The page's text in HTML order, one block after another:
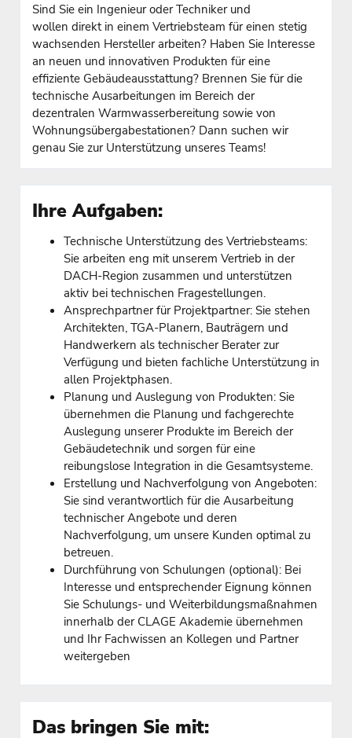
Sind Sie ein Ingenieur oder Techniker und
wollen direkt in einem Vertriebsteam für einen stetig
wachsenden Hersteller arbeiten? Haben Sie Interesse
an neuen und innovativen Produkten für eine
effiziente Gebäudeausstattung? Brennen Sie für die
technische Ausarbeitungen im Bereich der
dezentralen Warmwasserbereitung sowie von
Wohnungsübergabestationen? Dann suchen wir
genau Sie zur Unterstützung unseres Teams!
Ihre Aufgaben:
Technische Unterstützung des Vertriebsteams:
Sie arbeiten eng mit unserem Vertrieb in der
DACH-Region zusammen und unterstützen
aktiv bei technischen Fragestellungen.
Ansprechpartner für Projektpartner: Sie stehen
Architekten, TGA-Planern, Bauträgern und
Handwerkern als technischer Berater zur
Verfügung und bieten fachliche Unterstützung in
allen Projektphasen.
Planung und Auslegung von Produkten: Sie
übernehmen die Planung und fachgerechte
Auslegung unserer Produkte im Bereich der
Gebäudetechnik und sorgen für eine
reibungslose Integration in die Gesamtsysteme.
Erstellung und Nachverfolgung von Angeboten:
Sie sind verantwortlich für die Ausarbeitung
technischer Angebote und deren
Nachverfolgung, um unsere Kunden optimal zu
betreuen.
Durchführung von Schulungen (optional): Bei
Interesse und entsprechender Eignung können
Sie Schulungs- und Weiterbildungsmaßnahmen
innerhalb der CLAGE Akademie übernehmen
und Ihr Fachwissen an Kollegen und Partner
weitergeben
Das bringen Sie mit: